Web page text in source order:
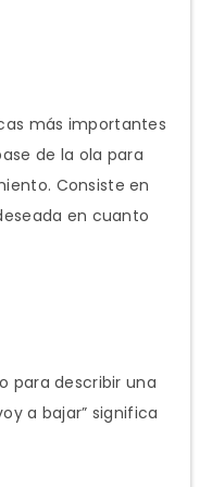
más importantes
de la ola para
Consiste en
en cuanto
para describir una
a bajar” significa